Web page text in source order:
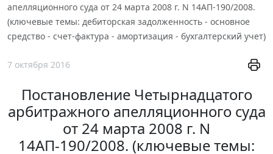
апелляционного суда от 24 марта 2008 г. N 14АП-190/2008.
(ключевые темы: дебиторская задолженность - основное
средство - счет-фактура - амортизация - бухгалтерский учет)
7 октября 2016
Постановление Четырнадцатого
арбитражного апелляционного суда
от 24 марта 2008 г. N
14АП-190/2008. (ключевые темы: